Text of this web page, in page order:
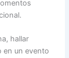
hallar
en un evento